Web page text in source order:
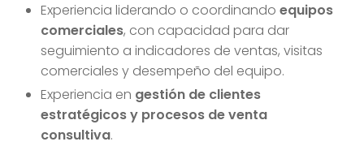
Experiencia liderando o coordinandoequipos
comerciales, con capacidad para dar
seguimiento a indicadores de ventas, visitas
comerciales y desempeño del equipo.
Experiencia en gestión de clientes
estratégicos y procesos de venta
consultiva.